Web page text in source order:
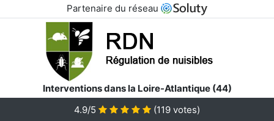
Partenaire du réseau
Interventions dans la Loire-Atlantique (44)
4.9/5
(119 votes)